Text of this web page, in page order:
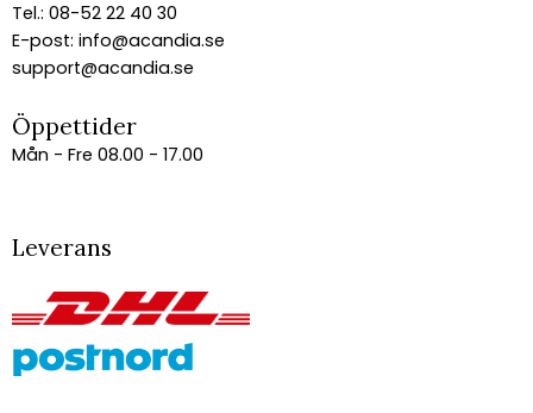
Tel.: 08-52 22 40 30
E-post: info@acandia.se
support@acandia.se
Öppettider
Mån - Fre 08.00 - 17.00
Leverans